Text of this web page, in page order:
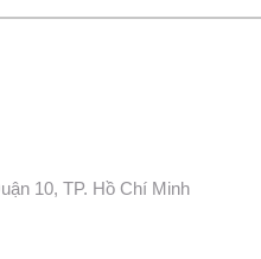
10, TP. Hồ Chí Minh